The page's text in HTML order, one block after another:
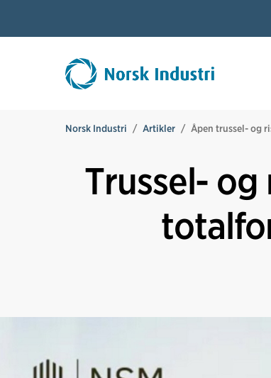
Norsk Industri Artikler Åpen trussel- og
Trussel-